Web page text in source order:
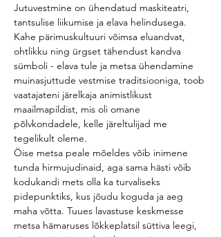
Jutuvestmine on ühendatud maskiteatri,
tantsulise liikumise ja elava helindusega.
Kahe pärimuskultuuri võimsa eluandvat,
ohtlikku ning ürgset tähendust kandva
sümboli - elava tule ja metsa ühendamine
muinasjuttude vestmise traditsiooniga, toob
vaatajateni järelkaja animistlikust
maailmapildist, mis oli omane
põlvkondadele, kelle järeltulijad me
tegelikult oleme.
Öise metsa peale mõeldes võib inimene
tunda hirmujudinaid, aga sama hästi võib
kodukandi mets olla ka turvaliseks
pidepunktiks, kus jõudu koguda ja aeg
maha võtta. Tuues lavastuse keskmesse
metsa hämaruses lõkkeplatsil süttiva leegi,